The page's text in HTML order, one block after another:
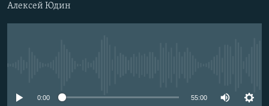
поиску
СЕВЕР.РЕАЛИИ
Алексей Юдин
0:00 55:00